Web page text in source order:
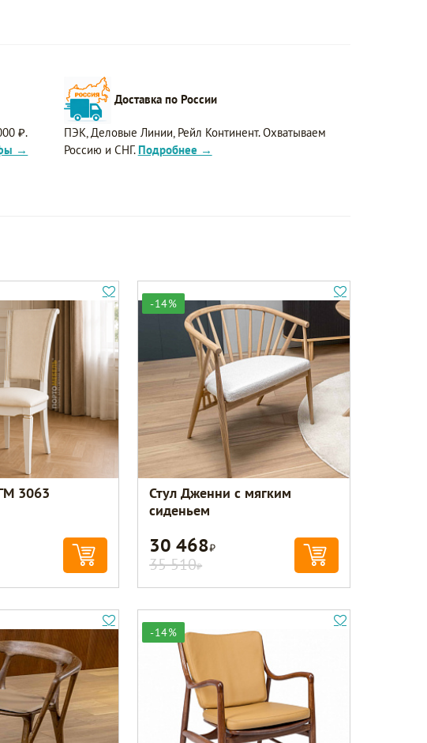
₽.
→
Доставка по России
ПЭК, Деловые Линии, Рейл Континент. Охватываем
Россию и СНГ. Подробнее →
3063
-14%
Стул Дженни с мягким
сиденьем
30 468Р
35 510Р
-14%